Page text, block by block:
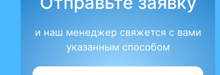
и наш менеджер свяжется с вами
указанным способом
Имя: